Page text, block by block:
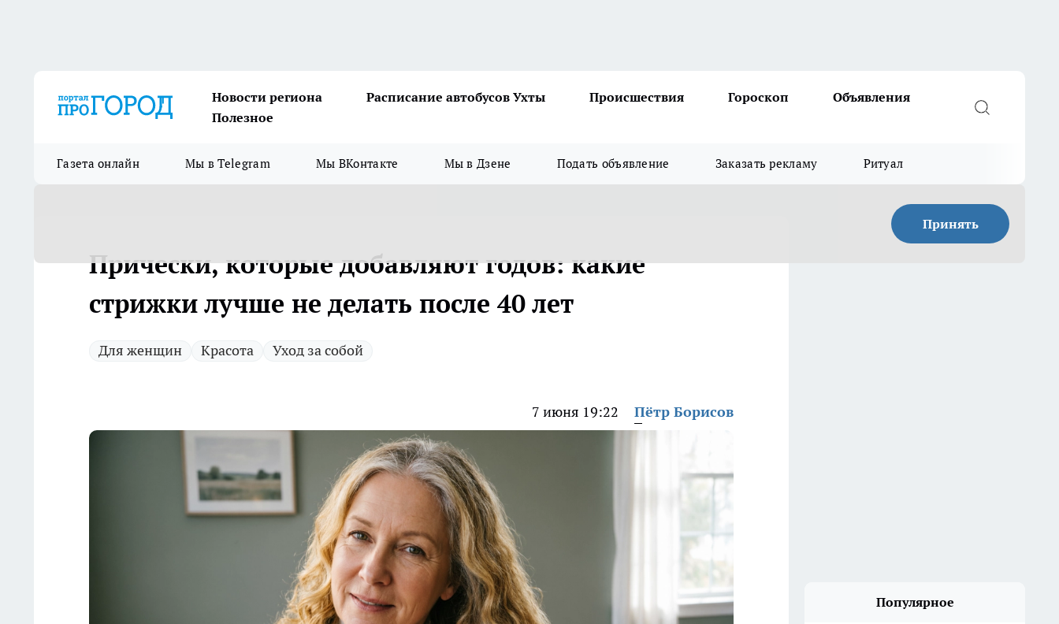
Новости региона Расписание автобусов Ухты Происшествия Гороскоп
Объявления
Полезное
Газета онлайн Мы в Telegram Мы ВКонтакте Мы в Дзене Подать объявление Заказать рекламу Ритуал
Принять
Прически, которые добавляют годов: какие
стрижки лучше не делать после 40 лет
Для женщин Красота Уход за собой
7 июня 19:22 Пётр Борисов
Популярное